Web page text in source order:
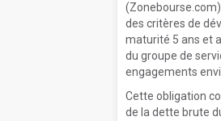
des critères de
maturité 5 ans et
du groupe de
engagements
Cette obligation
de la dette brute